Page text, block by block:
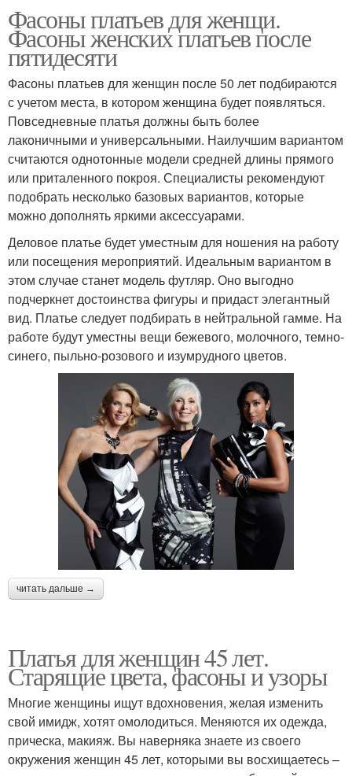
Фасоны платьев для женщи.
Фасоны женских платьев после
пятидесяти
Фасоны платьев для женщин после 50 лет подбираются
с учетом места, в котором женщина будет появляться.
Повседневные платья должны быть более
лаконичными и универсальными. Наилучшим вариантом
считаются однотонные модели средней длины прямого
или приталенного покроя. Специалисты рекомендуют
подобрать несколько базовых вариантов, которые
можно дополнять яркими аксессуарами.
Деловое платье будет уместным для ношения на работу
или посещения мероприятий. Идеальным вариантом в
этом случае станет модель футляр. Оно выгодно
подчеркнет достоинства фигуры и придаст элегантный
вид. Платье следует подбирать в нейтральной гамме. На
работе будут уместны вещи бежевого, молочного, темно-
синего, пыльно-розового и изумрудного цветов.
читать дальше →
Платья для женщин 45 лет.
Старящие цвета, фасоны и узоры
Многие женщины ищут вдохновения, желая изменить
свой имидж, хотят омолодиться. Меняются их одежда,
прическа, макияж. Вы наверняка знаете из своего
окружения женщин 45 лет, которыми вы восхищаетесь –